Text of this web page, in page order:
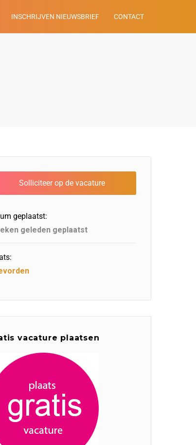
INSCHRIJVEN NIEUWSBRIEF CONTACT
geplaatst:
geleden geplaatst
vacature plaatsen